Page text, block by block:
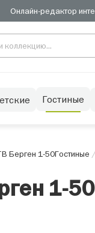
Онлайн-редактор
Гостиные
Берген 1-50Гостиные /
1-50